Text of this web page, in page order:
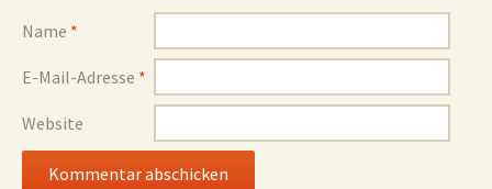
Name *
E-Mail-Adresse *
Website